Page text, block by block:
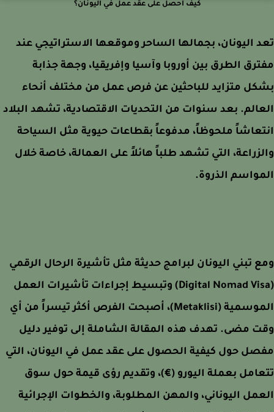
كيف أحصل على عقد عمل في اليونان؟
اليونان، بجمالها الساحر وموقعها الاستراتيجي عند
الطرق بين أوروبا وآسيا وإفريقيا، وجهة جذابة
متزايد للباحثين عن فرص عمل من مختلف أنحاء
بعد سنوات من التحديات الاقتصادية، تشهد البلاد
ملحوظاً، مدفوعاً بقطاعات حيوية مثل السياحة
التي تشهد طلباً هائلاً على العمالة، خاصة خلال
الذروة.
تبني اليونان لبرامج حديثة مثل تأشيرة الرحال الرقمي
(Digital Nomad Visa) وتبسيط إجراءات تأشيرات العمل
الموسمية (Metaklisi)، أصبحت الفرص أكثر تيسراً من أي
مضى. تهدف هذه المقالة الشاملة إلى توفير دليل
حول كيفية الحصول على عقد عمل في اليونان، التي
بعملة اليورو (€)، وتقديم رؤى قيمة حول سوق
اليوناني، والمهن المطلوبة، والخطوات الإجرائية